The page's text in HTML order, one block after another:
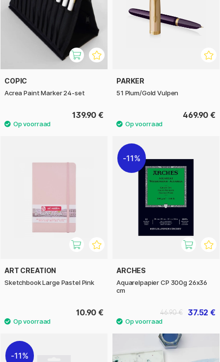
COPIC
Acrea Paint Marker 24-set
139.90 €
PARKER
51 Plum/Gold Vulpen
469.90 €
ART CREATION
Sketchbook Large Pastel Pink
10.90 €
11%
ARCHES
Aquarelpapier CP 300g 26x36
cm
37.52 €
46.90 €
11%